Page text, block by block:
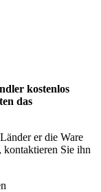
kostenlos
das
er die Ware
kontaktieren Sie ihn